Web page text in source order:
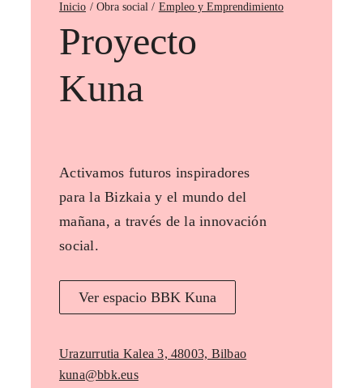
Inicio Empleo y Emprendimiento
Proyecto
Kuna
Activamos futuros inspiradores
para la Bizkaia y el mundo del
mañana, a través de la innovación
social.
Ver espacio BBK Kuna
Urazurrutia Kalea 3, 48003, Bilbao
kuna@bbk.eus